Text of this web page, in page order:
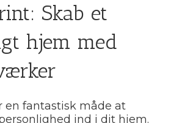
Skab et
hjem med
en fantastisk måde at
ind i dit hjem.